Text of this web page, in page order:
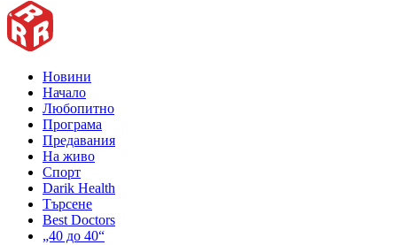
Новини
Начало
Любопитно
Програма
Предавания
На живо
Спорт
Darik Health
Търсене
Best Doctors
„40 до 40“